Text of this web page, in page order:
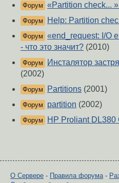
Форум «Partition check...
Форум Help: Partition
Форум «end_request: I/O
- что это значит? (2010)
Форум
Инсталятор
(2002)
Форум Partitions (2001)
Форум partition (2002)
Форум HP Proliant DL380
О Сервере - Правила форума-